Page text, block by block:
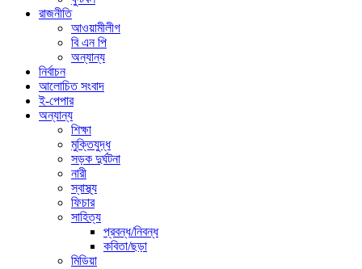
রাজনীতি
আওয়ামীলীগ
বি এন পি
অন্যান্য
নির্বাচন
আলোচিত সংবাদ
ই-পেপার
অন্যান্য
শিক্ষা
মুক্তিযুদ্ধ
সড়ক দুর্ঘটনা
নারী
স্বাস্থ্য
ফিচার
সাহিত্য
প্রবন্ধ/নিবন্ধ
কবিতা/ছড়া
মিডিয়া